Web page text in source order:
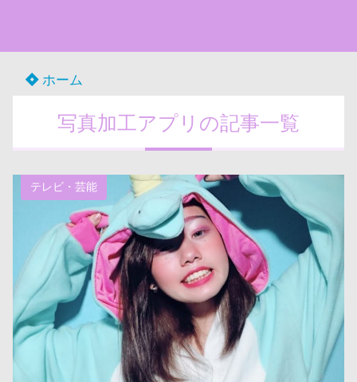
ホーム
写真加工アプリの記事一覧
テレビ・芸能